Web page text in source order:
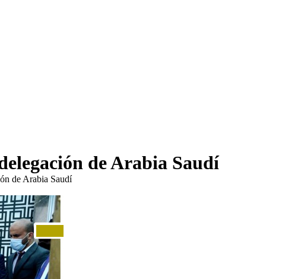
de Arabia Saudí
de Arabia Saudí